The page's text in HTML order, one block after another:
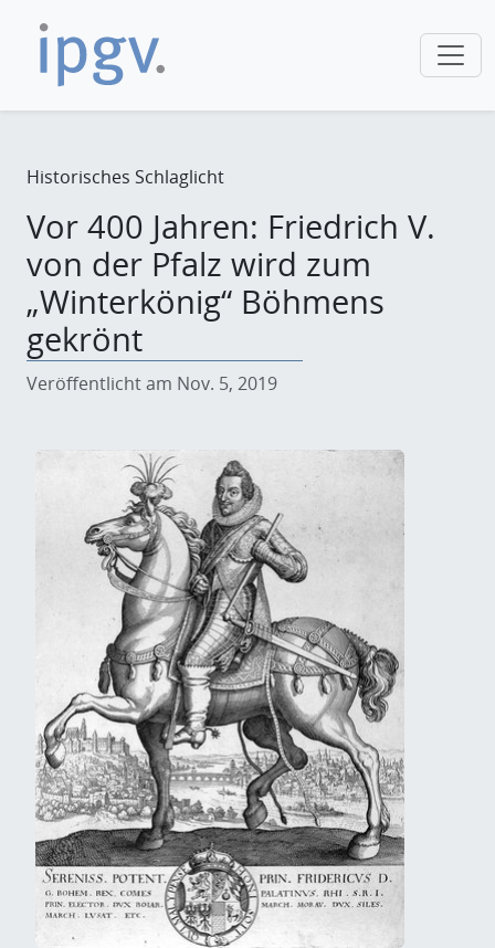
Historisches Schlaglicht
Vor 400 Jahren: Friedrich V.
von der Pfalz wird zum
„Winterkönig“ Böhmens
gekrönt
Veröffentlicht am Nov. 5, 2019